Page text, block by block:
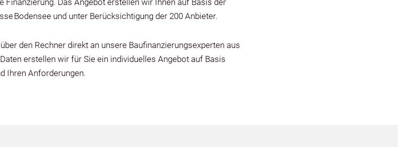
Bodensee und unter Berücksichtigung der 200 Anbieter.
den Rechner direkt an unsere Baufinanzierungsexperten aus
erstellen wir für Sie ein individuelles Angebot auf Basis
Ihren Anforderungen.